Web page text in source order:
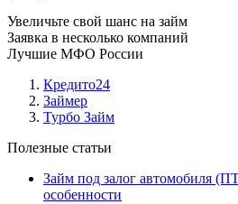
Увеличьте свой шанс на займ
Заявка в несколько компаний
Лучшие МФО России
Кредито24
Займер
Турбо Займ
Полезные статьи
Займ под залог автомобиля
особенности